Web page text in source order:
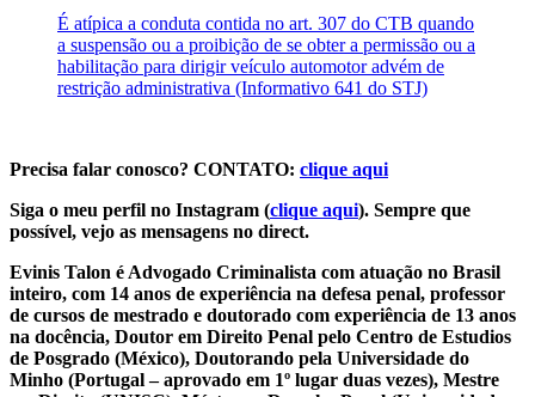
É atípica a conduta contida no art. 307 do CTB quando
a suspensão ou a proibição de se obter a permissão ou a
habilitação para dirigir veículo automotor advém de
restrição administrativa (Informativo 641 do STJ)
Precisa falar conosco? CONTATO: clique aqui
Siga o meu perfil no Instagram (clique aqui). Sempre que
possível, vejo as mensagens no direct.
Evinis Talon é Advogado Criminalista com atuação no Brasil
inteiro, com 14 anos de experiência na defesa penal, professor
de cursos de mestrado e doutorado com experiência de 13 anos
na docência, Doutor em Direito Penal pelo Centro de Estudios
de Posgrado (México), Doutorando pela Universidade do
Minho (Portugal – aprovado em 1º lugar duas vezes), Mestre